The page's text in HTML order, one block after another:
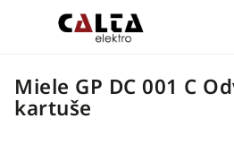
Miele GP DC 001 C
kartuše